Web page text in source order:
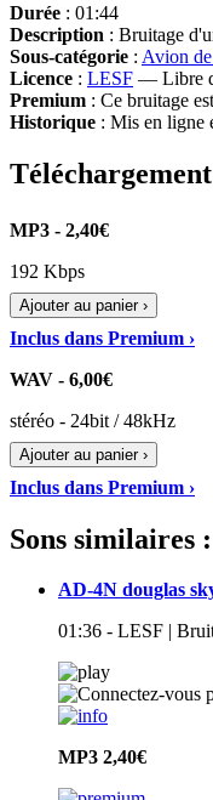
Durée : 01:44
Description : Bruitage
Sous-catégorie : Avion
Licence : LESF — Libre
Premium : Ce bruitage
Historique : Mis en ligne
Téléchargement
MP3 - 2,40€
192 Kbps
Ajouter au panier ›
Inclus dans Premium ›
WAV - 6,00€
stéréo - 24bit / 48kHz
Ajouter au panier ›
Inclus dans Premium ›
Sons similaires :
AD-4N douglas
01:36 - LESF |
MP3 2,40€